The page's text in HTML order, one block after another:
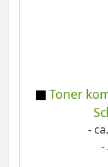
Toner
-
-